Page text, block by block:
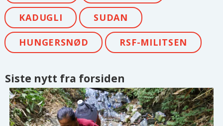
KADUGLI SUDAN
HUNGERSNØD RSF-MILITSEN
Siste nytt fra forsiden